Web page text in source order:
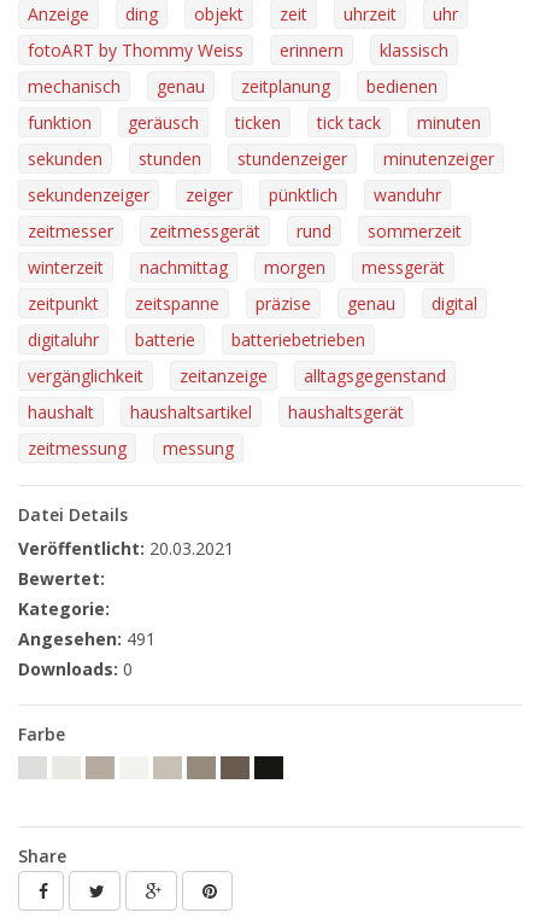
Anzeige
ding objekt zeit uhrzeit
uhr
fotoART by Thommy Weiss
erinnern
klassisch
mechanisch
genau zeitplanung
bedienen
funktion
geräusch ticken tick tack
minuten
sekunden
stunden stundenzeiger
minutenzeiger
sekundenzeiger
zeiger pünktlich
wanduhr
zeitmesser
zeitmessgerät rund
sommerzeit
winterzeit
nachmittag morgen
messgerät
zeitpunkt
zeitspanne präzise genau
digital
digitaluhr
batterie
batteriebetrieben
vergänglichkeit
zeitanzeige
alltagsgegenstand
haushalt
haushaltsartikel
haushaltsgerät
zeitmessung
messung
Datei Details
Veröffentlicht: 20.03.2021
Bewertet:
Kategorie:
Angesehen: 491
Downloads: 0
Farbe
Share